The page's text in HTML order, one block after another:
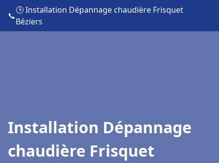
📞
🕒 Installation Dépannage chaudière Frisquet
Béziers
Installation Dépannage
chaudière Frisquet